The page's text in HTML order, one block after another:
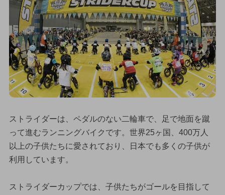
ストライダーは、ペダルのない二輪車で、足で地面を蹴
って進むランニングバイクです。世界25ヶ国、400万人
以上の子供たちに愛されており、日本でも多くの子供が
利用しています。
ストライダーカップでは、子供たちがゴールを目指して